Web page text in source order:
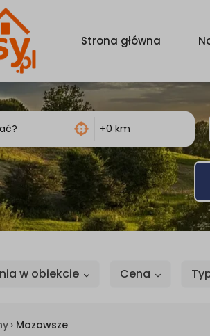
Strona główna
w obiekcie Cena
› Mazowsze